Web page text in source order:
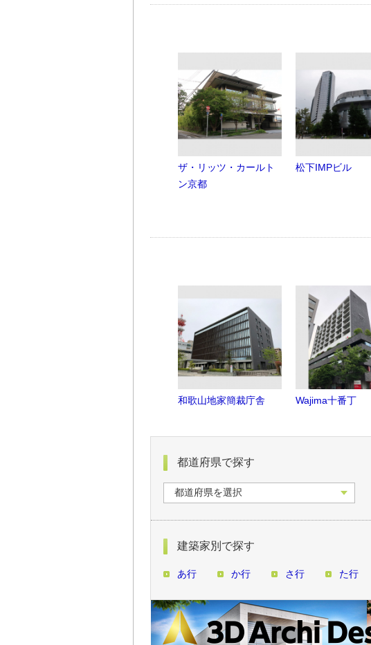
ザ・リッツ・カールト
ン京都
松下IMPビル
和歌山地家簡裁庁舎 Wajima十番丁
都道府県で探す
建築家別で探す
あ行 か行 さ行 た行